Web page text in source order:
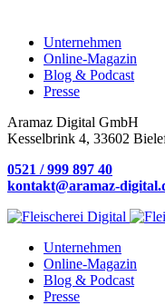
Unternehmen
Online-Magazin
Blog & Podcast
Presse
Aramaz Digital GmbH
Kesselbrink 4, 33602
0521 / 999 897 40
kontakt@aramaz-
Unternehmen
Online-Magazin
Blog & Podcast
Presse